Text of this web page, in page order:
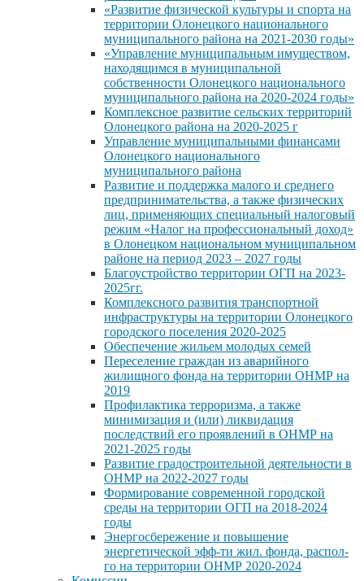
«Развитие физической культуры и спорта на
территории Олонецкого национального
муниципального района на 2021-2030 годы»
«Управление муниципальным имуществом,
находящимся в муниципальной
собственности Олонецкого национального
муниципального района на 2020-2024 годы»
Комплексное развитие сельских территорий
Олонецкого района на 2020-2025 г
Управление муниципальными финансами
Олонецкого национального
муниципального района
Развитие и поддержка малого и среднего
предпринимательства, а также физических
лиц, применяющих специальный налоговый
режим «Налог на профессиональный доход»
в Олонецком национальном муниципальном
районе на период 2023 – 2027 годы
Благоустройство территории ОГП на 2023-
2025гг.
Комплексного развития транспортной
инфраструктуры на территории Олонецкого
городского поселения 2020-2025
Обеспечение жильем молодых семей
Переселение граждан из аварийного
жилищного фонда на территории ОНМР на
2019
Профилактика терроризма, а также
минимизация и (или) ликвидация
последствий его проявлений в ОНМР на
2021-2025 годы
Развитие градостроительной деятельности в
ОНМР на 2022-2027 годы
Формирование современной городской
среды на территории ОГП на 2018-2024
годы
Энергосбережение и повышение
энергетической эфф-ти жил. фонда, распол-
го на территории ОНМР 2020-2024